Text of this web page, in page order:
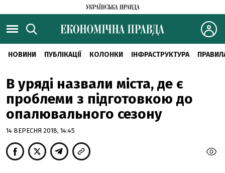
НОВИНИ ПУБЛІКАЦІЇ КОЛОНКИ ІНФРАСТРУКТУРА
В уряді назвали міста, де є
проблеми з підготовкою до
опалювального сезону
14 ВЕРЕСНЯ 2018, 14:45